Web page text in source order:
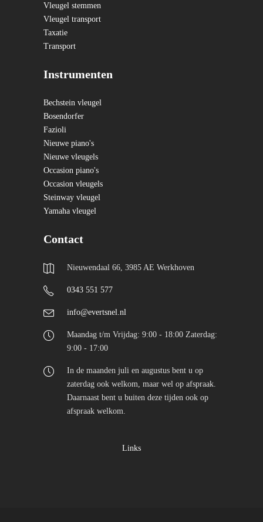
Vleugel stemmen
Vleugel transport
Taxatie
Transport
Instrumenten
Bechstein vleugel
Bosendorfer
Fazioli
Nieuwe piano's
Nieuwe vleugels
Occasion piano's
Occasion vleugels
Steinway vleugel
Yamaha vleugel
Contact
Nieuwendaal 66, 3985 AE Werkhoven
0343 551 577
info@evertsnel.nl
Maandag t/m Vrijdag: 9:00 - 18:00 Zaterdag:
9:00 - 17:00
In de maanden juli en augustus bent u op
zaterdag ook welkom, maar wel op afspraak.
Daarnaast bent u buiten deze tijden ook op
afspraak welkom.
Links